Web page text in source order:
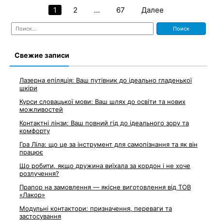
Пагинация
записей
1 2 … 67 Далее
Найти:
Свежие записи
Лазерна епіляція: Ваш путівник до ідеально гладенької
шкіри
Курси словацької мови: Ваш шлях до освіти та нових
можливостей
Контактні лінзи: Ваш повний гід до ідеального зору та
комфорту
Гра Ліла: що це за інструмент для самопізнання та як він
працює
Що робити, якщо дружина виїхала за кордон і не хоче
розлучення?
Прапор на замовлення — якісне виготовлення від ТОВ
«Лакор»
Модульні контактори: призначення, переваги та
застосування